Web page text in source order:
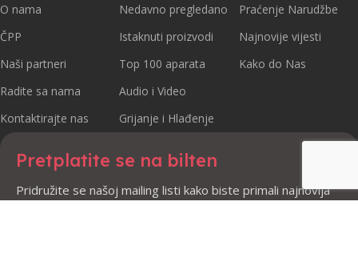
O nama
ČPP
Naši partneri
Radite sa nama
Kontaktirajte nas
Nedavno pregledano
Istaknuti proizvodi
Top 100 aparata
Audio i Video
Grijanje i Hlađenje
Praćenje Narudžbe
Najnovije vijesti
Kako do Nas
Pretplatite se na bilten
Pridružite se našoj mailing listi kako biste primali najnovija